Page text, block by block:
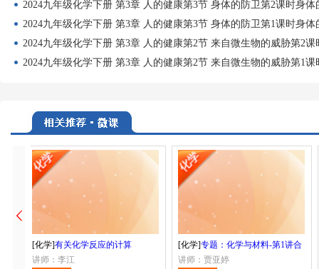
2024九年级化学下册 第3章 人的健康第3节 身体的防卫第2课时身体
2024九年级化学下册 第3章 人的健康第3节 身体的防卫第1课时身体
2024九年级化学下册 第3章 人的健康第2节 来自微生物的威胁第2课
2024九年级化学下册 第3章 人的健康第2节 来自微生物的威胁第1课
[化学]有关化学反应的计算
讲师：李江
[化学]专题：化学与材料-第1讲合
成橡胶及其应用
讲师：贾亚婷